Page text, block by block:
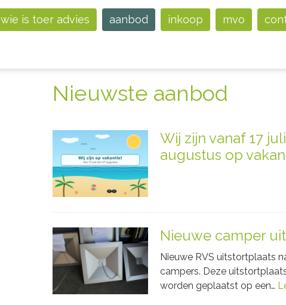
wie is toer advies aanbod inkoop mvo
Nieuwste aanbod
Wij zijn vanaf 17
augustus op
Nieuwe camper
Nieuwe RVS uitstortplaats
campers. Deze
worden geplaatst op een…